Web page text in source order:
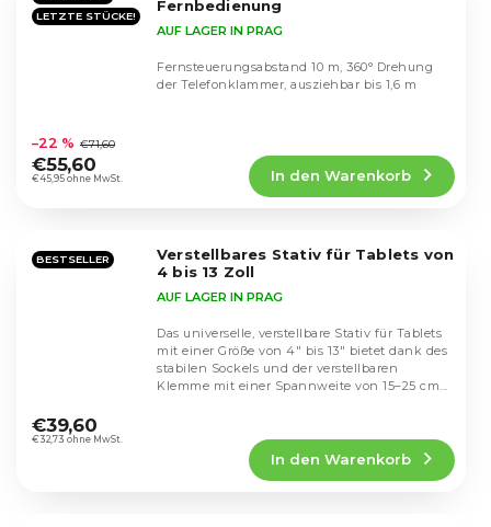
LETZTE STÜCKE!
Fernbedienung
durchschnittliche
Produktbewertung
ist
Sternen.
AUF LAGER IN PRAG
€45,95 ohne MwSt.
–22 % €71,60
€55,60
In den Warenkorb
Fernsteuerungsabstand 10 m, 360° Drehung
der Telefonklammer, ausziehbar bis 1,6 m
BESTSELLER
Verstellbares Stativ für Tablets von
4 bis 13 Zoll
durchschnittliche
Produktbewertung
AUF LAGER IN PRAG
€32,73 ohne MwSt.
€39,60
In den Warenkorb
Das universelle, verstellbare Stativ für Tablets
mit einer Größe von 4" bis 13" bietet dank des
stabilen Sockels und der verstellbaren
Klemme mit einer Spannweite von 15–25 cm...